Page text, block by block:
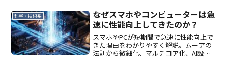
まで解説します。
科学・技術系
なぜスマホやコンピューターは急
速に性能向上してきたのか？
スマホやPCが短期間で急速に性能向上で
きた理由をわかりやすく解説。ムーアの
法則から微細化、マルチコア化、AI設計